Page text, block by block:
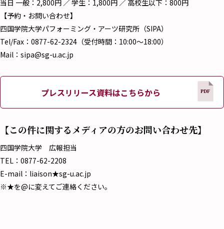
当日 一般：2,800円 ／ 学生：1,800円 ／ 高校生以下：800円
【予約・お問い合わせ】
四国学院大学パフォーミング・アーツ研究所（SIPA）
Tel/Fax：0877-62-2324（受付時間：10:00～18:00）
Mail：sipa@sg-u.ac.jp
プレスリリース資料はこちらから
【この件に関するメディアの方のお問い合わせ先】
四国学院大学 広報担当
TEL：0877-62-2208
E-mail：liaison★sg-u.ac.jp
※★を@に変えてご連絡ください。